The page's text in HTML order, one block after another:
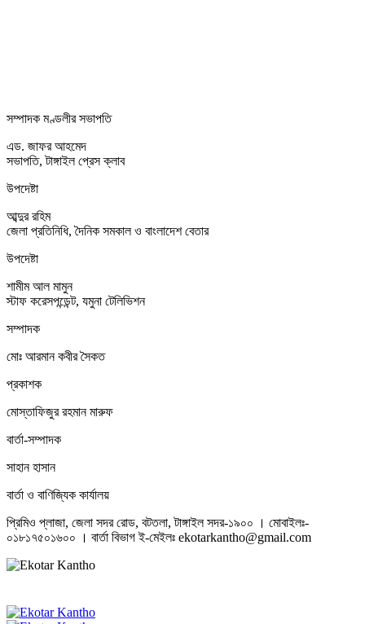
সম্পাদক মণ্ডলীর সভাপতি
এড. জাফর আহমেদ
সভাপতি, টাঙ্গাইল প্রেস ক্লাব
উপদেষ্টা
আব্দুর রহিম
জেলা প্রতিনিধি, দৈনিক সমকাল ও বাংলাদেশ বেতার
উপদেষ্টা
শামীম আল মামুন
স্টাফ করেসপন্ডেন্ট, যমুনা টেলিভিশন
সম্পাদক
মোঃ আরমান কবীর সৈকত
প্রকাশক
মোস্তাফিজুর রহমান মারুফ
বার্তা-সম্পাদক
সাহান হাসান
বার্তা ও বাণিজ্যিক কার্যালয়
প্রিমিও প্লাজা, জেলা সদর রোড, বটতলা, টাঙ্গাইল সদর-১৯০০ । মোবাইলঃ-
০১৮১৭৫০১৬০০ । বার্তা বিভাগ ই-মেইলঃ ekotarkantho@gmail.com